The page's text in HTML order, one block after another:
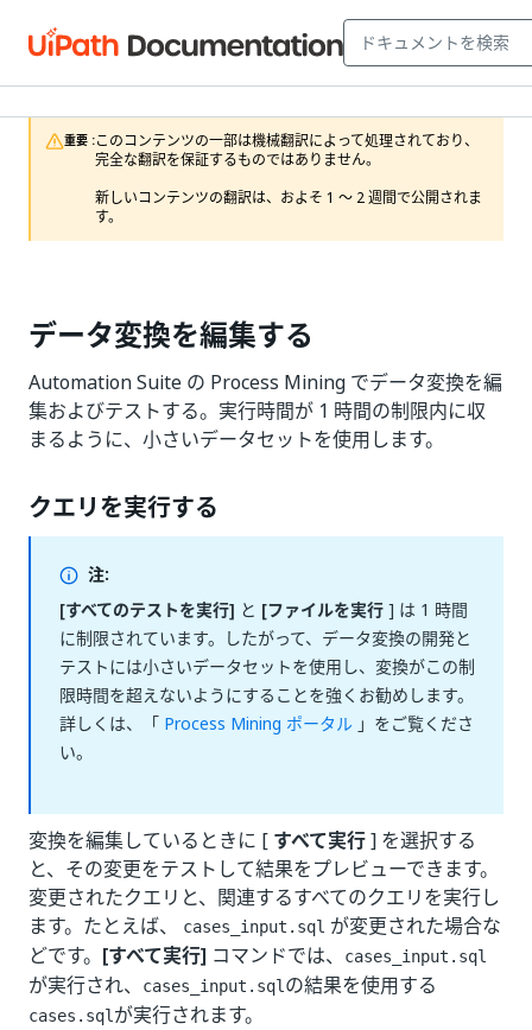
重要 :このコンテンツの一部は機械翻訳によって処理されており、
完全な翻訳を保証するものではありません。
新しいコンテンツの翻訳は、およそ 1 ～ 2 週間で公開されま
す。
データ変換を編集する
Automation Suite の Process Mining でデータ変換を編
集およびテストする。実行時間が 1 時間の制限内に収
まるように、小さいデータセットを使用します。
クエリを実行する
注:
[すべてのテストを実行] と [ファイルを実行] は 1 時間
に制限されています。したがって、データ変換の開発と
テストには小さいデータセットを使用し、変換がこの制
限時間を超えないようにすることを強くお勧めします。
詳しくは、「 Process Mining ポータル 」をご覧くださ
い。
変換を編集しているときに [ すべて実行] を選択する
と、その変更をテストして結果をプレビューできます。
変更されたクエリと、関連するすべてのクエリを実行し
ます。たとえば、
cases_input.sql が変更された場合な
どです。 [すべて実行] コマンドでは、 cases_input.sql
が実行され、 cases_input.sql の結果を使用する
cases.sql が実行されます。